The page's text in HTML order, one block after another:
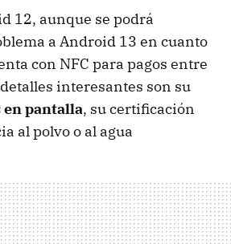
12, aunque se podrá
a Android 13 en cuanto
con NFC para pagos entre
interesantes son su
pantalla, su certificación
al polvo o al agua